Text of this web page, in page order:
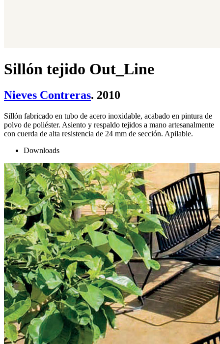
Sillón tejido Out_Line
Nieves Contreras. 2010
Sillón fabricado en tubo de acero inoxidable, acabado en pintura de
polvo de poliéster. Asiento y respaldo tejidos a mano artesanalmente
con cuerda de alta resistencia de 24 mm de sección. Apilable.
Downloads